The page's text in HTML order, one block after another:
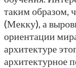
таким образом,
(Мекку), а
ориентации
архитектуре
архитектурное